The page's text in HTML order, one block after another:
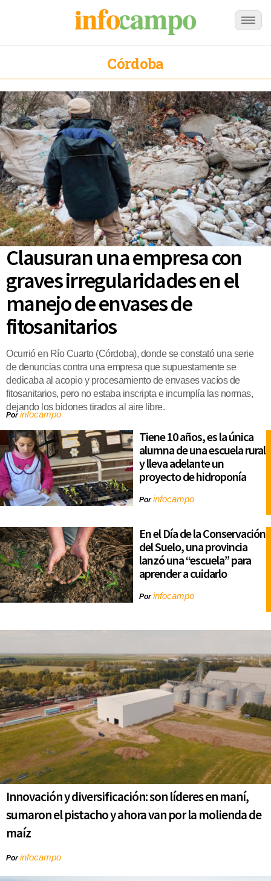
Córdoba
Clausuran una empresa con
graves irregularidades en el
manejo de envases de
fitosanitarios
Ocurrió en Río Cuarto (Córdoba), donde se constató una serie
de denuncias contra una empresa que supuestamente se
dedicaba al acopio y procesamiento de envases vacíos de
fitosanitarios, pero no estaba inscripta e incumplía las normas,
dejando los bidones tirados al aire libre.
Porinfocampo
Tiene 10 años, es la única
alumna de una escuela rural
y lleva adelante un
proyecto de hidroponía
Porinfocampo
En el Día de la Conservación
del Suelo, una provincia
lanzó una “escuela” para
aprender a cuidarlo
Porinfocampo
Innovación y diversificación: son líderes en maní,
sumaron el pistacho y ahora van por la molienda de
maíz
Porinfocampo